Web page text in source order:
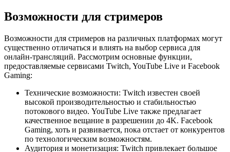
Возможности для стримеров
Возможности для стримеров на различных платформах могут
существенно отличаться и влиять на выбор сервиса для
онлайн-трансляций. Рассмотрим основные функции,
предоставляемые сервисами Twitch, YouTube Live и Facebook
Gaming:
Технические возможности: Twitch известен своей
высокой производительностью и стабильностью
потокового видео. YouTube Live также предлагает
качественное вещание в разрешении до 4K. Facebook
Gaming, хоть и развивается, пока отстает от конкурентов
по технологическим возможностям.
Аудитория и монетизация: Twitch привлекает большое